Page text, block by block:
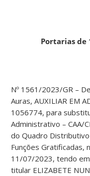
Portarias de
Nº 1561/2023/GR –
Auras, AUXILIAR EM
1056774, para
Administrativo – CAA/
do Quadro
Funções
11/07/2023, tendo
titular ELIZABETE